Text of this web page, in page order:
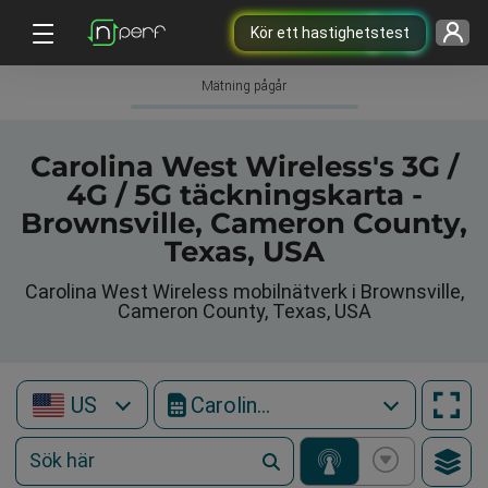
Kör ett hastighetstest
Mätning pågår
Carolina West Wireless's 3G /
4G / 5G täckningskarta -
Brownsville, Cameron County,
Texas, USA
Carolina West Wireless mobilnätverk i Brownsville,
Cameron County, Texas, USA
US Carolina West Wireless